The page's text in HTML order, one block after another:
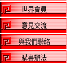
世界會員
意見交流
與我們聯絡
購書辦法